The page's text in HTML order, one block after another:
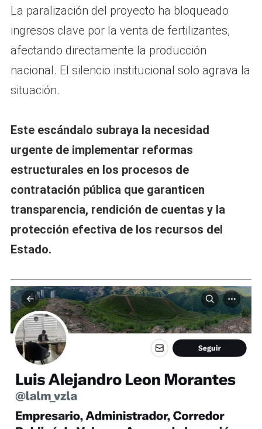
La paralización del proyecto ha bloqueado
ingresos clave por la venta de fertilizantes,
afectando directamente la producción
nacional. El silencio institucional solo agrava la
situación.
Este escándalo subraya la necesidad
urgente de implementar reformas
estructurales en los procesos de
contratación pública que garanticen
transparencia, rendición de cuentas y la
protección efectiva de los recursos del
Estado.